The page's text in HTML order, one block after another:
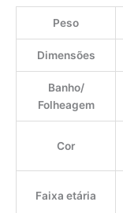
Peso
Dimensões
Banho/
Folheagem
Cor
Faixa etária